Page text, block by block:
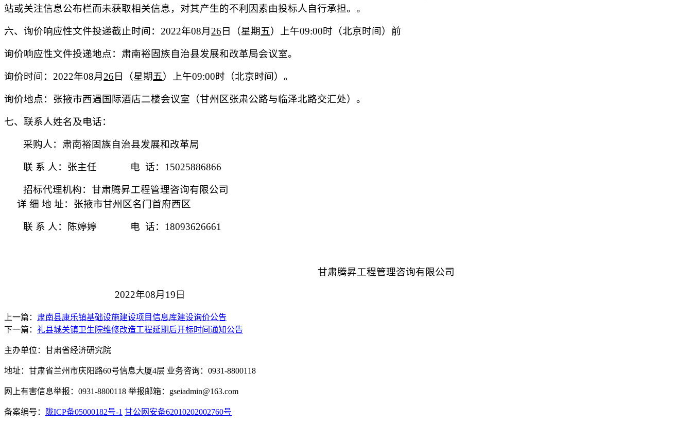
站或关注信息公布栏而未获取相关信息，对其产生的不利因素由投标人自行承担。。
六、询价响应性文件投递截止时间： 2022年08月 26 日（星期 五） 上午09:00时（北京时间）前
询价响应性文件投递地点： 肃南裕固族自治县发展和改革局会议室。
询价时间： 2022年08月 26 日（星期 五） 上午09:00时（北京时间）。
询价地点：张掖市西遇国际酒店二楼会议室（甘州区张肃公路与临泽北路交汇处） 。
七、 联系人姓名及电话：
采购人： 肃南裕固族自治县发展和改革局
联 系 人： 张主任 电 话： 15025886866
招标代理机构：甘肃腾昇工程管理咨询有限公司
详 细 地 址：张掖市甘州区名门首府西区
联 系 人： 陈婷婷 电 话： 18093626661
甘肃腾昇工程管理咨询有限公司
2022年08月 19 日
上一篇： 肃南县康乐镇基础设施建设项目信息库建设询价公告
下一篇： 礼县城关镇卫生院维修改造工程延期后开标时间通知公告
主办单位：甘肃省经济研究院
地址：甘肃省兰州市庆阳路60号信息大厦4层 业务咨询：0931-8800118
网上有害信息举报：0931-8800118 举报邮箱：gseiadmin@163.com
备案编号： 陇ICP备05000182号-1 甘公网安备62010202002760号